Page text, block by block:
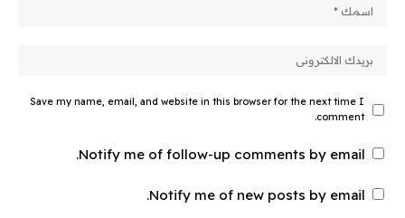
Save my name, email, and website in this browser for the next time I
comment.
Notify me of follow-up comments by email.
Notify me of new posts by email.